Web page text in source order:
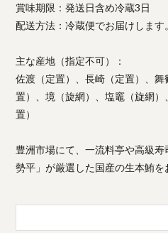
賞味期限：発送日含め冷蔵3日
配送方法：冷蔵便でお届けします。
主な産地（指定不可）：
佐渡（定置）、長崎（定置）、
置）、境（旋網）、塩竈（旋網
置）
豊洲市場にて、一流料亭や高級
勢平」が厳選した国産の生本鮪を